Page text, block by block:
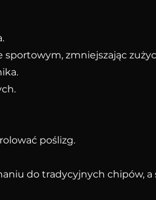
zmniejszając
poślizg.
do tradycyjnych chipów,